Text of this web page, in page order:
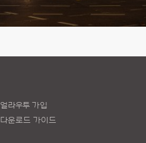
얼라우투 가입
다운로드 가이드